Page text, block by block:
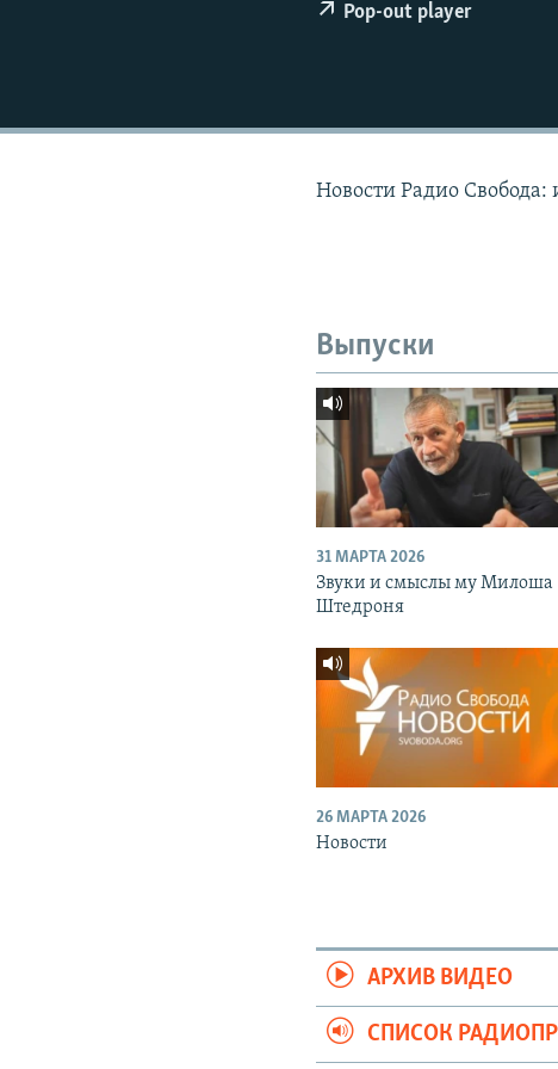
Pop-out player
Новости Радио Свобода:
Выпуски
31 МАРТА 2026
Звуки и смыслы му Милоша
Штедроня
26 МАРТА 2026
Новости
АРХИВ ВИДЕО
СПИСОК